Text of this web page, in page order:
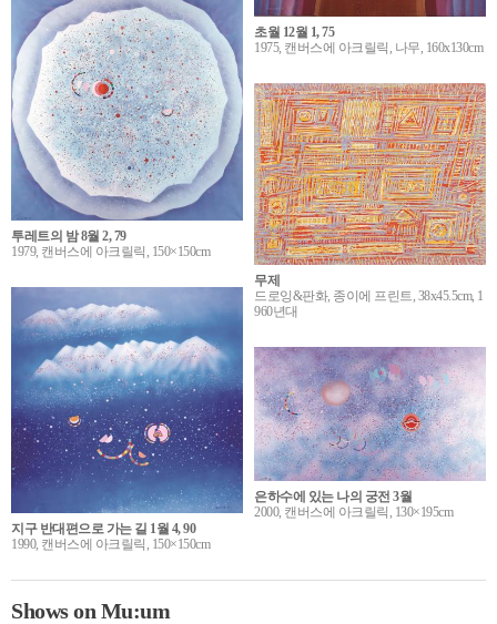
초월 12월 1, 75
1975, 캔버스에 아크릴릭, 나무, 160x130cm
투레트의 밤 8월 2, 79
1979, 캔버스에 아크릴릭, 150×150cm
무제
드로잉&판화, 종이에 프린트, 38x45.5cm, 1
960년대
지구 반대편으로 가는 길 1월 4, 90
1990, 캔버스에 아크릴릭, 150×150cm
은하수에 있는 나의 궁전 3월
2000, 캔버스에 아크릴릭, 130×195cm
Shows on Mu:um